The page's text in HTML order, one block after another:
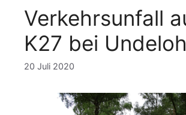
Verkehrsunfall
K27 bei Undeloh
20 Juli 2020